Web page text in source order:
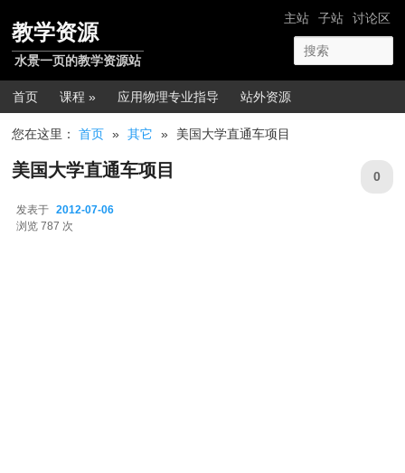
网站导航
主站 子站 讨论区
教学资源
水景一页的教学资源站
主菜单
首页 课程 » 应用物理专业指导 站外资源
您在这里：首页 » 其它 » 美国大学直通车项目
美国大学直通车项目
发表于 2012-07-06
浏览 787 次
0